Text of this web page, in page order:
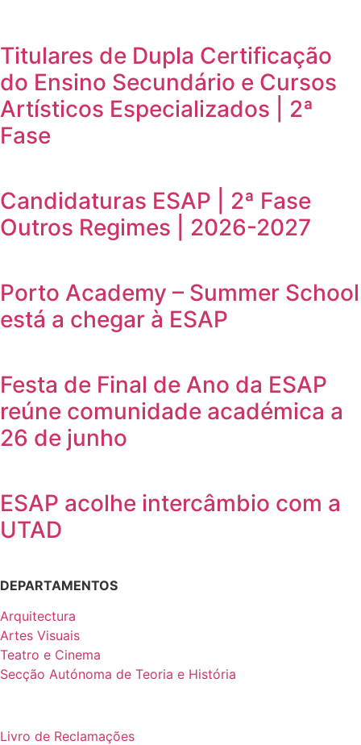
Titulares de Dupla Certificação
do Ensino Secundário e Cursos
Artísticos Especializados | 2ª
Fase
Candidaturas ESAP | 2ª Fase
Outros Regimes | 2026-2027
Porto Academy – Summer School
está a chegar à ESAP
Festa de Final de Ano da ESAP
reúne comunidade académica a
26 de junho
ESAP acolhe intercâmbio com a
UTAD
DEPARTAMENTOS
Arquitectura
Artes Visuais
Teatro e Cinema
Secção Autónoma de Teoria e História
Livro de Reclamações